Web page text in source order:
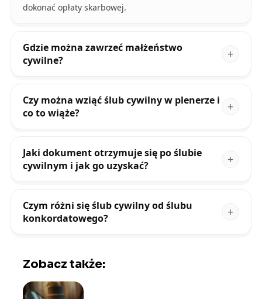
dokonać opłaty skarbowej.
Gdzie można zawrzeć małżeństwo
cywilne?
Czy można wziąć ślub cywilny w plenerze i
co to wiąże?
Jaki dokument otrzymuje się po ślubie
cywilnym i jak go uzyskać?
Czym różni się ślub cywilny od ślubu
konkordatowego?
Zobacz także: